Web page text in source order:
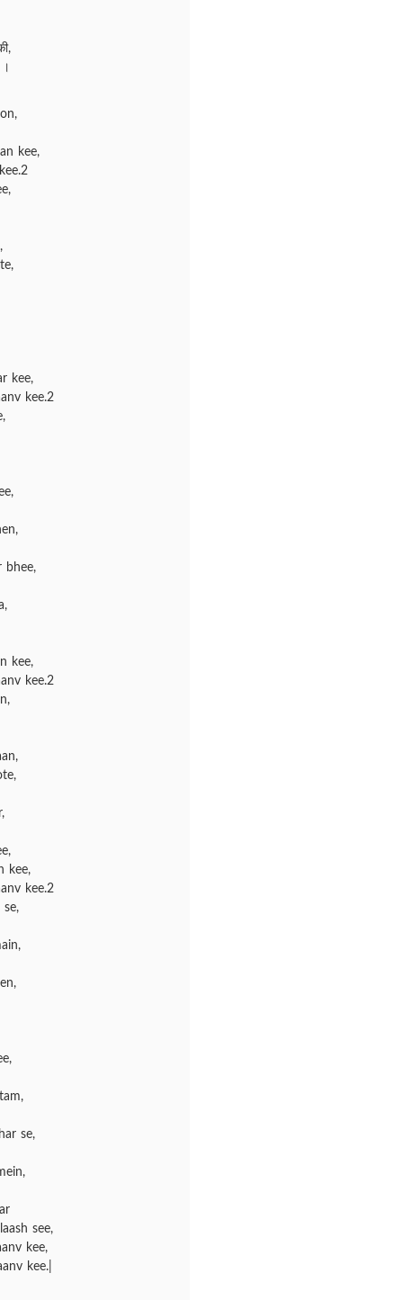
kee,
kee,
kee.2
bhee,
kee,
kee.2
kee,
kee.2
se,
see,
kee,
kee.|